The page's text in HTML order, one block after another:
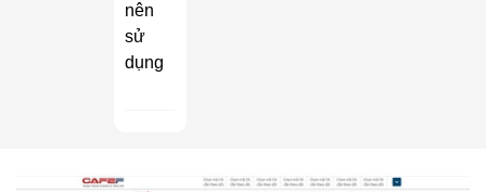
nên
sử
dụng